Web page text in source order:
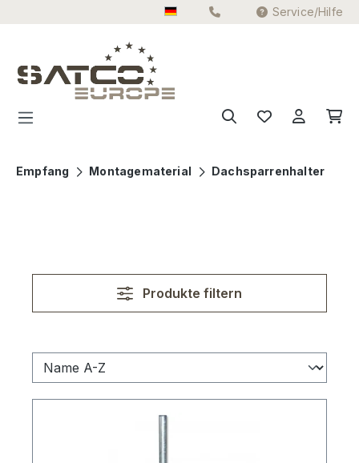
Zum Hauptinhalt springen Service/Hilfe
Empfang Montagematerial Dachsparrenhalter
Produkte filtern